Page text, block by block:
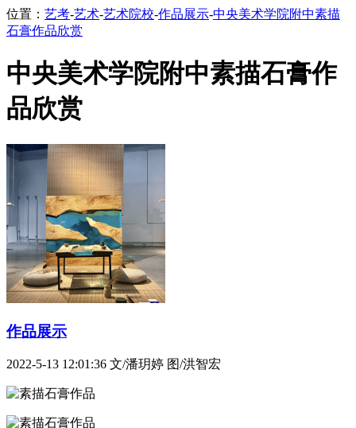
位置： 艺考-艺术-艺术院校-作品展示-中央美术学院附中素描
石膏作品欣赏
中央美术学院附中素描石膏作
品欣赏
作品展示
2022-5-13 12:01:36 文/潘玥婷 图/洪智宏